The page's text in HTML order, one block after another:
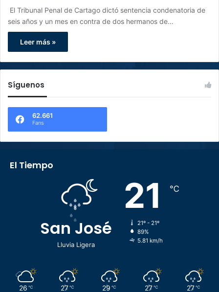
El Tribunal Penal de Cartago dictó sentencia condenatoria de
seis años y un mes en contra de dos hermanos de…
Leer más »
Síguenos
62.661
Fans
El Tiempo
San José
Lluvia Ligera
21 ℃
21º - 21º
89%
5.81 km/h
26 ℃ 27 ℃ 29 ℃ 27 ℃ 27 ℃